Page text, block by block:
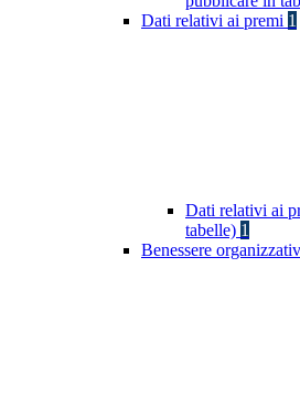
Dati relativi ai premi 1
Dati relativi ai
tabelle) 1
Benessere